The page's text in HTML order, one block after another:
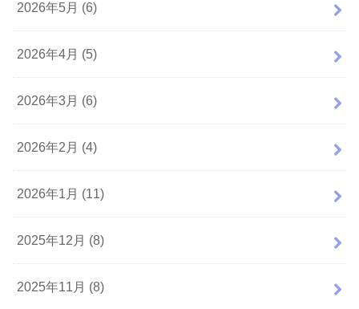
2026年5月 (6)
2026年4月 (5)
2026年3月 (6)
2026年2月 (4)
2026年1月 (11)
2025年12月 (8)
2025年11月 (8)